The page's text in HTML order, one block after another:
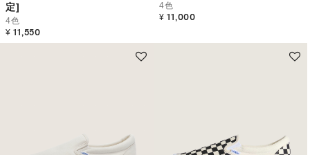
定]
4色
¥ 11,550
4色
¥ 11,000